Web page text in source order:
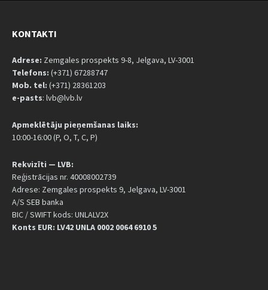
KONTAKTI
Adrese: Zemgales prospekts 9-8, Jelgava, LV-3001
Telefons: (+371) 67288747
Mob. tel: (+371) 28361203
e-pasts: lvb@lvb.lv
Apmeklētāju pieņemšanas laiks:
10:00-16:00 (P, O, T, C, P)
Rekvizīti — LVB:
Reģistrācijas nr. 40008002739
Adrese: Zemgales prospekts 9, Jelgava, LV-3001
A/S SEB banka
BIC / SWIFT kods: UNLALV2X
Konts EUR: LV42 UNLA 0002 0064 6910 5